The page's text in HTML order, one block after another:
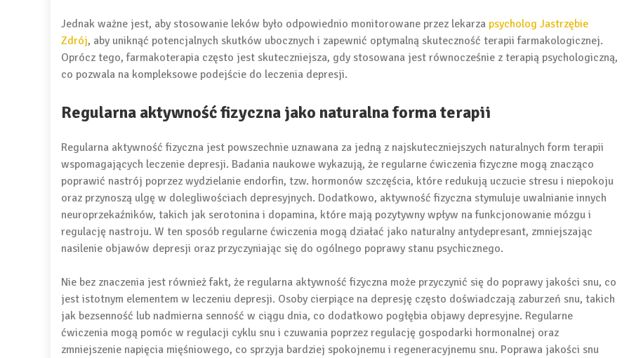
Jednak ważne jest, aby stosowanie leków było odpowiednio monitorowane przez lekarza psycholog Jastrzębie
Zdrój, aby uniknąć potencjalnych skutków ubocznych i zapewnić optymalną skuteczność terapii farmakologicznej.
Oprócz tego, farmakoterapia często jest skuteczniejsza, gdy stosowana jest równocześnie z terapią psychologiczną,
co pozwala na kompleksowe podejście do leczenia depresji.
Regularna aktywność fizyczna jako naturalna forma terapii
Regularna aktywność fizyczna jest powszechnie uznawana za jedną z najskuteczniejszych naturalnych form terapii
wspomagających leczenie depresji. Badania naukowe wykazują, że regularne ćwiczenia fizyczne mogą znacząco
poprawić nastrój poprzez wydzielanie endorfin, tzw. hormonów szczęścia, które redukują uczucie stresu i niepokoju
oraz przynoszą ulgę w dolegliwościach depresyjnych. Dodatkowo, aktywność fizyczna stymuluje uwalnianie innych
neuroprzekaźników, takich jak serotonina i dopamina, które mają pozytywny wpływ na funkcjonowanie mózgu i
regulację nastroju. W ten sposób regularne ćwiczenia mogą działać jako naturalny antydepresant, zmniejszając
nasilenie objawów depresji oraz przyczyniając się do ogólnego poprawy stanu psychicznego.
Nie bez znaczenia jest również fakt, że regularna aktywność fizyczna może przyczynić się do poprawy jakości snu, co
jest istotnym elementem w leczeniu depresji. Osoby cierpiące na depresję często doświadczają zaburzeń snu, takich
jak bezsenność lub nadmierna senność w ciągu dnia, co dodatkowo pogłębia objawy depresyjne. Regularne
ćwiczenia mogą pomóc w regulacji cyklu snu i czuwania poprzez regulację gospodarki hormonalnej oraz
zmniejszenie napięcia mięśniowego, co sprzyja bardziej spokojnemu i regeneracyjnemu snu. Poprawa jakości snu